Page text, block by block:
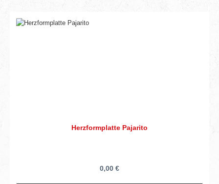
Herzformplatte Pajarito
0,00 €